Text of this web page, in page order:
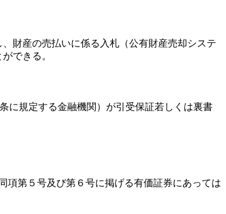
財産の売払いに係る入札（公有財産売却システ
できる。
に規定する金融機関）が引受保証若しくは裏書
第５号及び第６号に掲げる有価証券にあっては